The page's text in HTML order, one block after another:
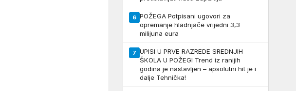
6 POŽEGA Potpisani ugovori za
opremanje hladnjače vrijedni 3,3
milijuna eura
7 UPISI U PRVE RAZREDE SREDNJIH
ŠKOLA U POŽEGI Trend iz ranijih
godina je nastavljen – apsolutni hit je i
dalje Tehnička!